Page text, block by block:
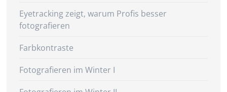
Eyetracking zeigt, warum Profis besser
fotografieren
Farbkontraste
Fotografieren im Winter I